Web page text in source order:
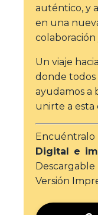
auténtico, y
en una
Un viaje
donde todos
ayudamos a
unirte a esta
Digital e
Versión